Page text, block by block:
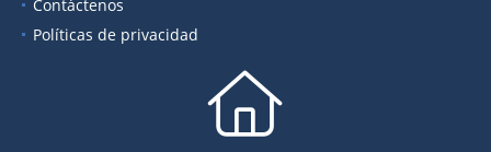
Contáctenos
Políticas de privacidad